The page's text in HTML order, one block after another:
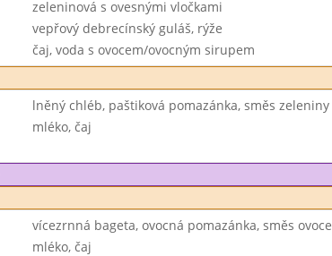
zeleninová s ovesnými vločkami
vepřový debrecínský guláš, rýže
čaj, voda s ovocem/ovocným sirupem
lněný chléb, paštiková pomazánka, směs zeleniny
mléko, čaj
vícezrnná bageta, ovocná pomazánka, směs ovoce
mléko, čaj